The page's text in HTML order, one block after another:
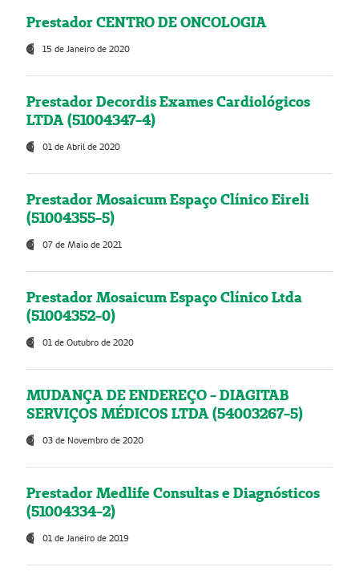
Prestador CENTRO DE ONCOLOGIA
15 de Janeiro de 2020
Prestador Decordis Exames Cardiológicos
LTDA (51004347-4)
01 de Abril de 2020
Prestador Mosaicum Espaço Clínico Eireli
(51004355-5)
07 de Maio de 2021
Prestador Mosaicum Espaço Clínico Ltda
(51004352-0)
01 de Outubro de 2020
MUDANÇA DE ENDEREÇO - DIAGITAB
SERVIÇOS MÉDICOS LTDA (54003267-5)
03 de Novembro de 2020
Prestador Medlife Consultas e Diagnósticos
(51004334-2)
01 de Janeiro de 2019